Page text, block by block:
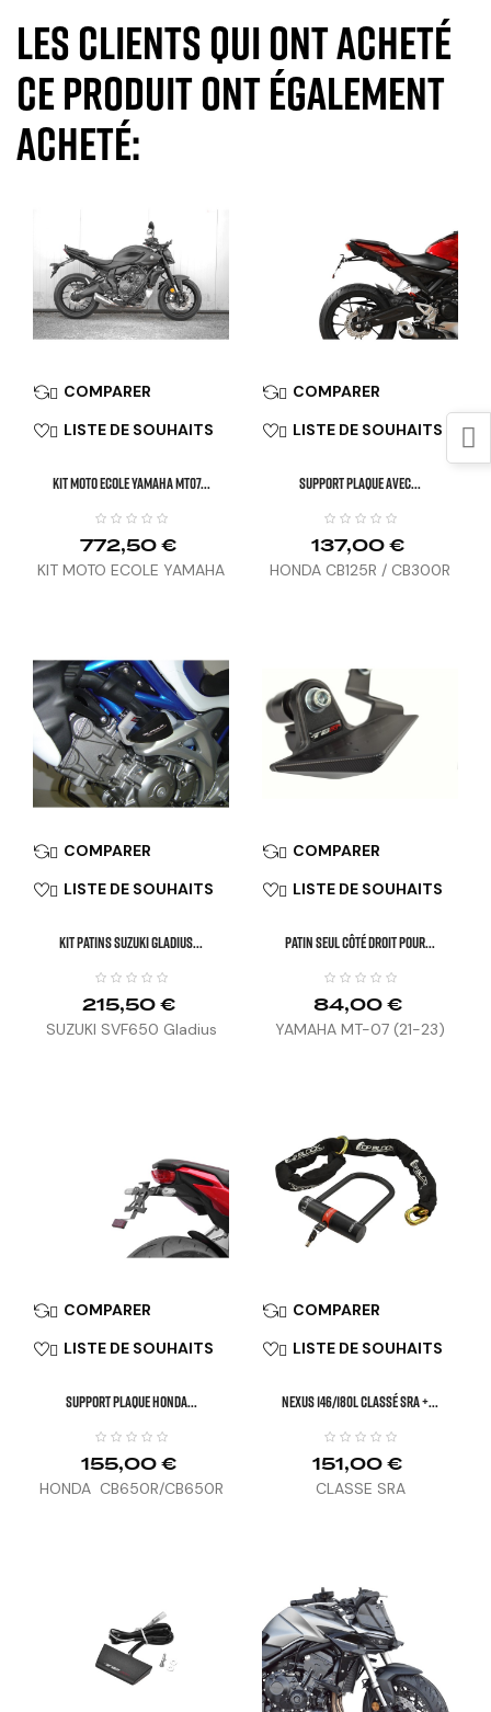
Les clients qui ont acheté
ce produit ont également
acheté:
 COMPARER
 LISTE DE SOUHAITS
KIT MOTO ECOLE YAMAHA MT07...
772,50 €
KIT MOTO ECOLE YAMAHA
 COMPARER
 LISTE DE SOUHAITS
SUPPORT PLAQUE AVEC...
137,00 €
HONDA CB125R / CB300R
 COMPARER
 LISTE DE SOUHAITS
KIT PATINS SUZUKI GLADIUS...
215,50 €
SUZUKI SVF650 Gladius
 COMPARER
 LISTE DE SOUHAITS
Patin Seul Côté Droit Pour...
84,00 €
YAMAHA MT-07 (21-23)
 COMPARER
 LISTE DE SOUHAITS
SUPPORT PLAQUE HONDA...
155,00 €
HONDA CB650R/CB650R
 COMPARER
 LISTE DE SOUHAITS
NEXUS 146/180L Classé SRA +...
151,00 €
CLASSE SRA